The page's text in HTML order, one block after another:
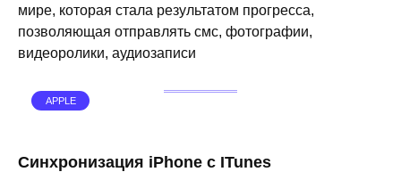
мире, которая стала результатом прогресса,
позволяющая отправлять смс, фотографии,
видеоролики, аудиозаписи
APPLE
Синхронизация iPhone с ITunes